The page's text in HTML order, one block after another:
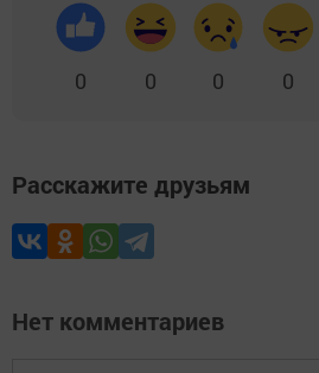
0 0 0 0
Расскажите друзьям
Нет комментариев